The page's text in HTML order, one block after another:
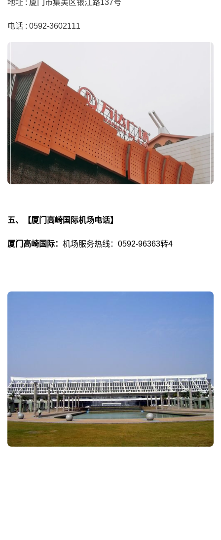
地址 : 厦门市集美区银江路137号
电话 : 0592-3602111
五、【厦门高崎国际机场电话】
厦门高崎国际： 机场服务热线：0592-96363转4